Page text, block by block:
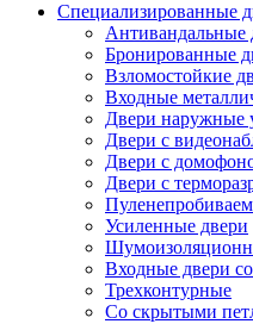
Специализированные
Антивандальные
Бронированные
Взломостойкие
Входные
Двери наружные
Двери с
Двери с
Двери с
Усиленные двери
Входные двери
Трехконтурные
Со скрытыми